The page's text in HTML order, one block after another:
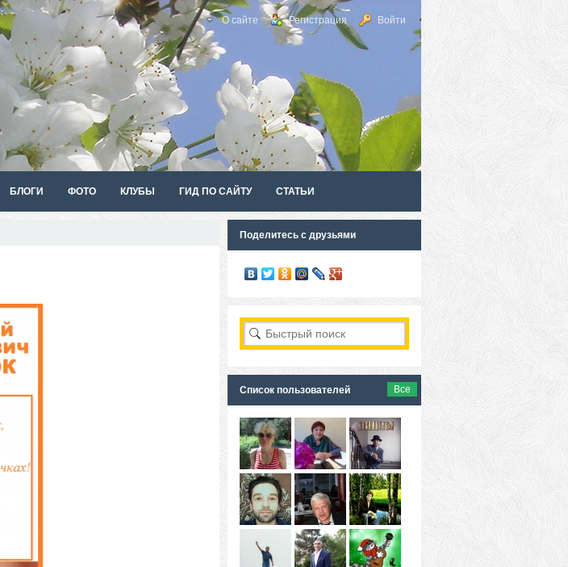
О сайте Регистрация Войти
БЛОГИ ФОТО КЛУБЫ ГИД ПО САЙТУ СТАТЬИ
Поделитесь с друзьями
Список пользователей Все